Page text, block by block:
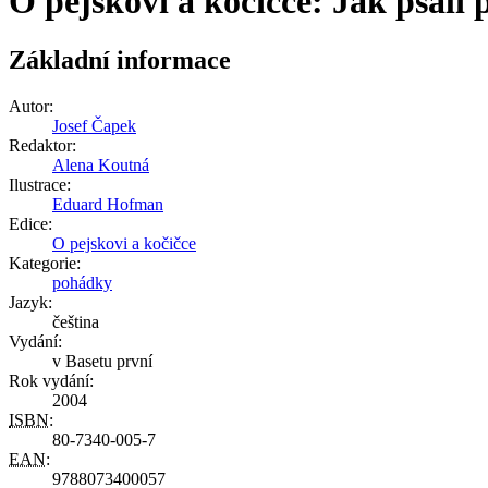
Základní informace
Autor:
Josef Čapek
Redaktor:
Alena Koutná
Ilustrace:
Eduard Hofman
Edice:
O pejskovi a kočičce
Kategorie:
pohádky
Jazyk:
čeština
Vydání:
v Basetu první
Rok vydání:
2004
ISBN:
80-7340-005-7
EAN:
9788073400057